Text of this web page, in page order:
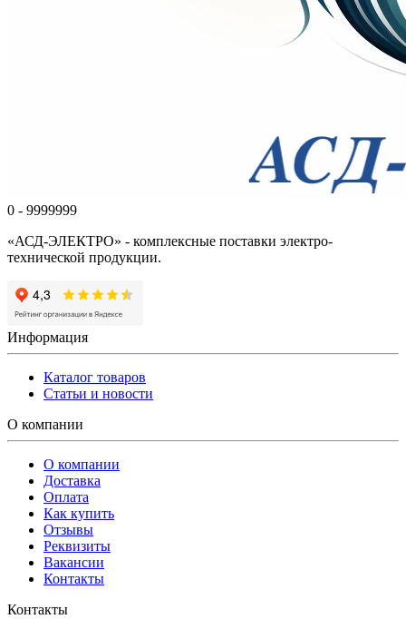
0 - 9999999
«АСД-ЭЛЕКТРО» - комплексные поставки электро-
технической продукции.
Информация
Каталог товаров
Статьи и новости
О компании
О компании
Доставка
Оплата
Как купить
Отзывы
Реквизиты
Вакансии
Контакты
Контакты